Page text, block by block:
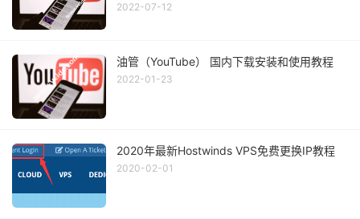
2022-07-12
油管（YouTube） 国内下载安装和使用教程
2022-01-23
2020年最新Hostwinds VPS免费更换IP教程
2020-02-01